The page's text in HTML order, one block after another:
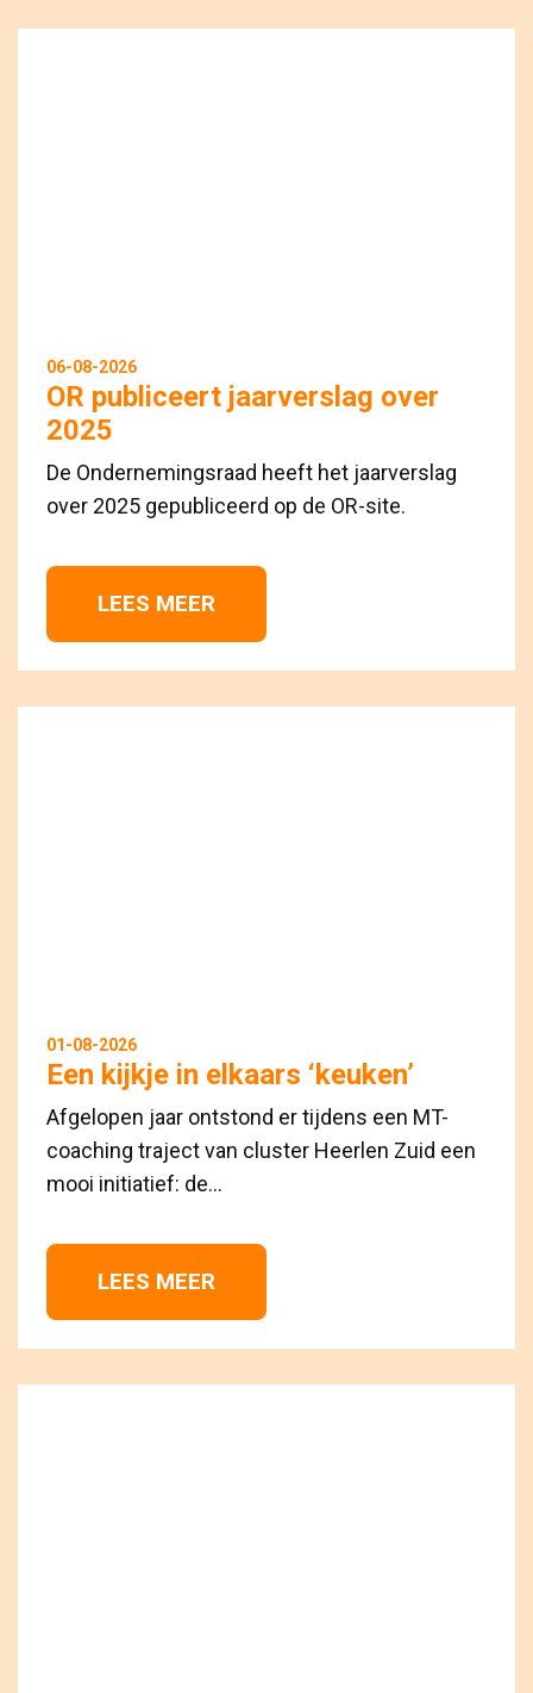
06-08-2026
OR publiceert jaarverslag over
2025
De Ondernemingsraad heeft het jaarverslag
over 2025 gepubliceerd op de OR-site.
LEES MEER
01-08-2026
Een kijkje in elkaars ‘keuken’
Afgelopen jaar ontstond er tijdens een MT-
coaching traject van cluster Heerlen Zuid een
mooi initiatief: de...
LEES MEER